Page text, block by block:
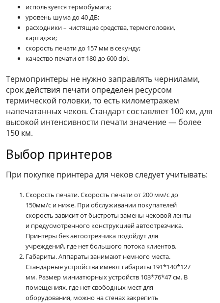
используется термобумага;
уровень шума до 40 ДБ;
расходники – чистящие средства, термоголовки,
картиджи;
скорость печати до 157 мм в секунду;
качество печати от 180 до 600 dpi.
Термопринтеры не нужно заправлять чернилами,
срок действия печати определен ресурсом
термической головки, то есть километражем
напечатанных чеков. Стандарт составляет 100 км, для
высокой интенсивности печати значение — более
150 км.
Выбор принтеров
При покупке принтера для чеков следует учитывать:
Скорость печати. Скорость печати от 200 мм/с до
150мм/с и ниже. При обслуживании покупателей
скорость зависит от быстроты замены чековой ленты
и предусмотренного конструкцией автоотрезчика.
Принтеры без автоотрезчика подойдут для
учреждений, где нет большого потока клиентов.
Габариты. Аппараты занимают немного места.
Стандарные устройства имеют габариты 191*140*127
мм. Размер миниатюрных устройств 103*76*47 см. В
помещениях, где нет свободных мест для
оборудования, можно на стенах закрепить